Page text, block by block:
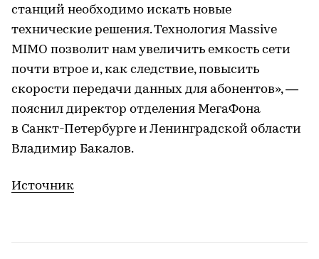
станций необходимо искать новые
технические решения. Технология Massive
MIMO позволит нам увеличить емкость сети
почти втрое и, как следствие, повысить
скорости передачи данных для абонентов», —
пояснил директор отделения МегаФона
в Санкт-Петербурге и Ленинградской области
Владимир Бакалов.
Источник